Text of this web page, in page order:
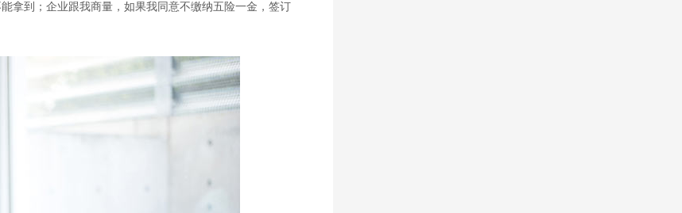
拿到；企业跟我商量，如果我同意不缴纳五险一金，签订